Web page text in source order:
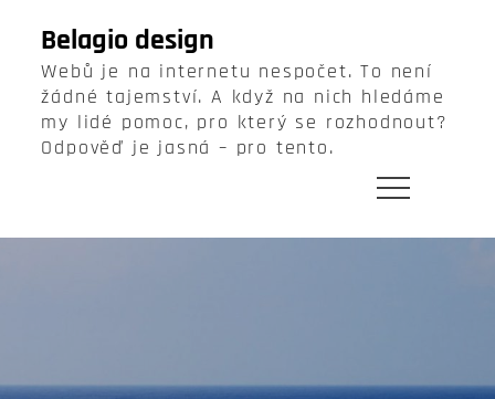
content
Belagio design
Webů je na internetu nespočet. To není
žádné tajemství. A když na nich hledáme
my lidé pomoc, pro který se rozhodnout?
Odpověď je jasná – pro tento.